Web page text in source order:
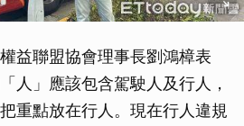
益聯盟協會理事長劉鴻樟表
人」應該包含駕駛人及行人，
重點放在行人。現在行人違規